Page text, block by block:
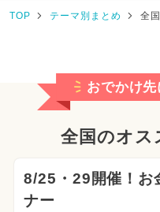
TOP テーマ別まとめ 全
おでかけ先
全国のオス
8/25・29開催！お
ナー